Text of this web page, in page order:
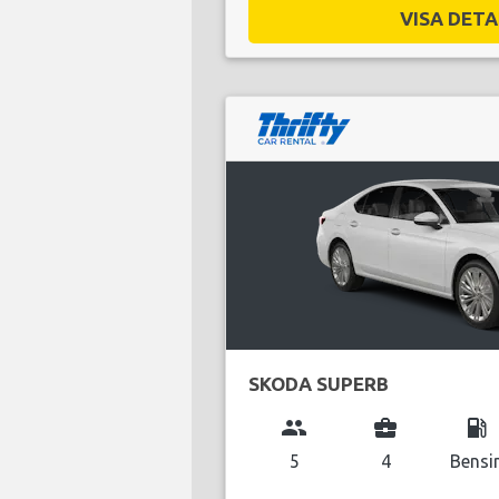
VISA
SKODA SUPERB
group
5
business_center
4
local_gas_station